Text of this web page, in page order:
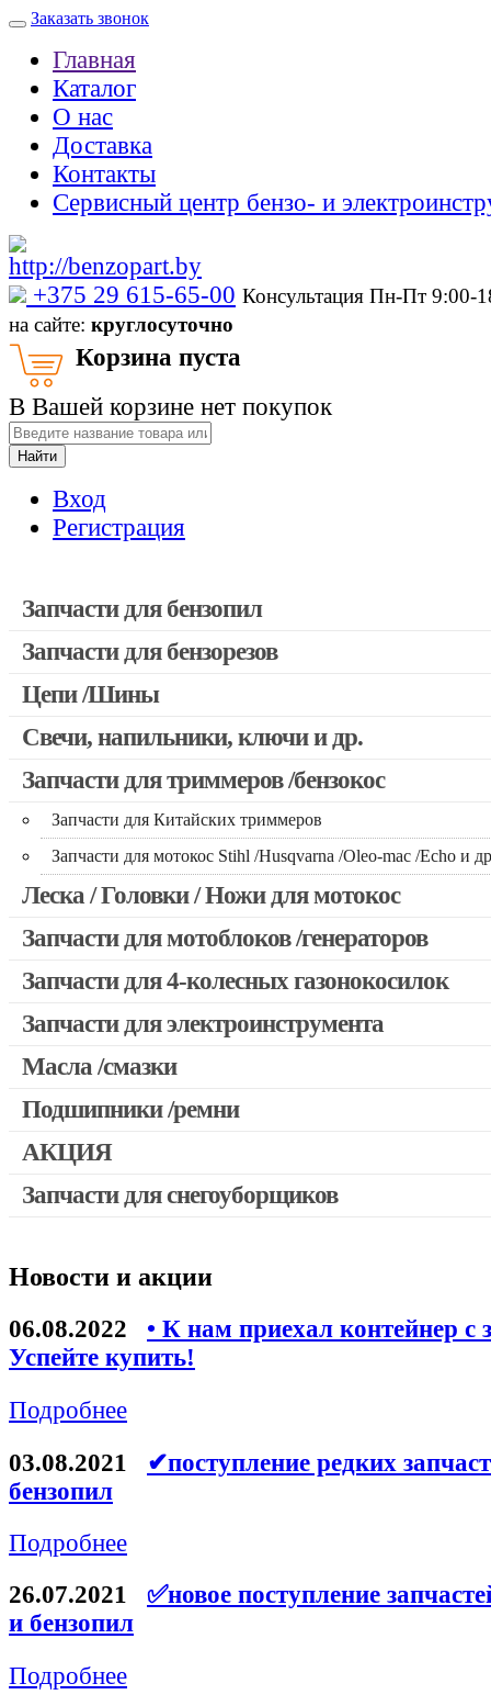
Заказать звонок
Главная
Каталог
О нас
Доставка
Контакты
Сервисный центр бензо- и
‎+375 29 615-65-00 Консультация Пн-Пт 9:00-
на сайте: круглосуточно
Корзина пуста
В Вашей корзине нет покупок
Найти
Вход
Регистрация
Запчасти для бензопил
Запчасти для бензопил Stihl
Запчасти для бензопил Husqvarna, Partner
Запчасти для бензопил Oleo-mac, Echo и др.
Запчасти для бензорезов
Цепи /Шины
Свечи, напильники, ключи и др.
Запчасти для триммеров /бензокос
Запчасти для Китайских триммеров
Запчасти для мотокос Stihl /Husqvarna /Oleo-mac /Echo и
Леска / Головки / Ножи для мотокос
Запчасти для мотоблоков /генераторов
Запчасти для 4-колесных газонокосилок
Запчасти для электроинструмента
Двигатели, редукторы для шуруповертов
Патроны для шуруповертов / перфораторов
Запчасти для перфораторов и отбойных молотков
Запчасти для УШМ (болгарок)
Конденсаторы
Якоря, статоры
Аккумуляторы, зарядные устройства
Ремни для электроинструмента
Масла /смазки
Подшипники /ремни
АКЦИЯ
Скидка 50%
Запчасти для снегоуборщиков
Новости и акции
06.08.2022
• К нам приехал контейнер с
Успейте купить!
Подробнее
03.08.2021
✔поступление редких
бензопил
Подробнее
26.07.2021
✅новое поступление
и бензопил
Подробнее